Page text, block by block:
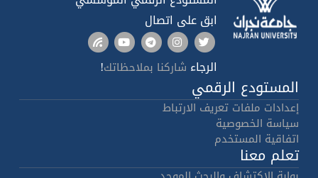
ابق على اتصال
الرجاء شاركنا بملاحظاتك!
المستودع الرقمي
إعدادات ملفات تعريف الارتباط
سياسة الخصوصية
اتفاقية المستخدم
تعلم معنا